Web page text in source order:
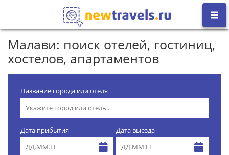
Малави: поиск отелей, гостиниц,
хостелов, апартаментов
Название города или отеля
Дата прибытия Дата выезда